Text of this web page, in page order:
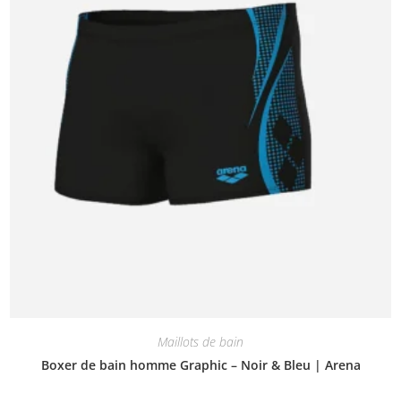
Maillots de bain
Boxer de bain homme Graphic – Noir & Bleu | Arena